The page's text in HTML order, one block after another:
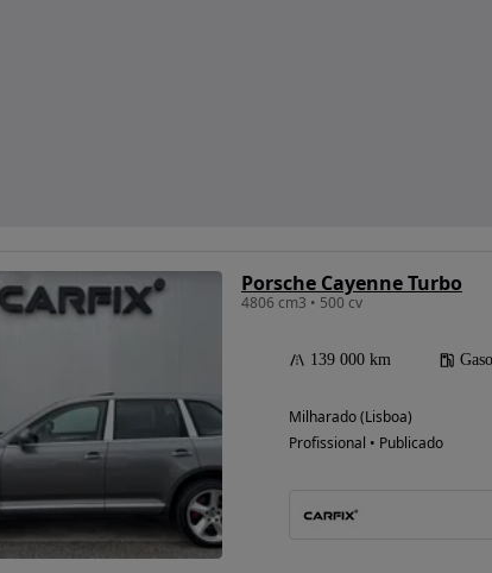
Porsche Cayenne Turbo
4806 cm3 • 500 cv
139 000 km
Milharado (Lisboa)
Profissional • Publicado